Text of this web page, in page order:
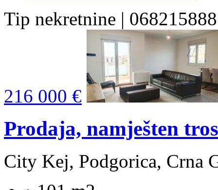
Tip nekretnine | 068215888
216 000 €
Prodaja, namješten
City Kej, Podgorica, Crna